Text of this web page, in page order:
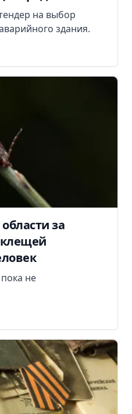
на выбор
здания.
за
клещей
не